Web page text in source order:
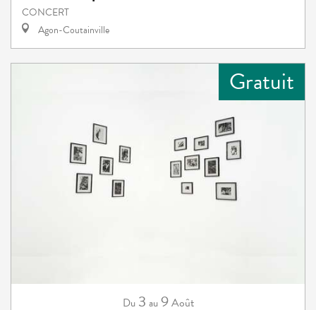
CONCERT
Agon-Coutainville
Gratuit
Du 3 au 9Août